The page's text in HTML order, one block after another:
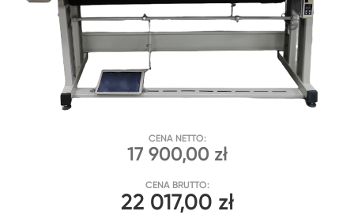
CENA NETTO:
17 900,00 zł
CENA BRUTTO:
22 017,00 zł